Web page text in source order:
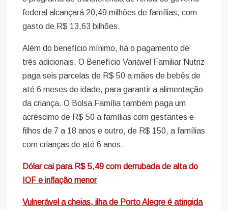
federal alcançará 20,49 milhões de famílias, com
gasto de R$ 13,63 bilhões.
Além do benefício mínimo, há o pagamento de
três adicionais. O Benefício Variável Familiar Nutriz
paga seis parcelas de R$ 50 a mães de bebês de
até 6 meses de idade, para garantir a alimentação
da criança. O Bolsa Família também paga um
acréscimo de R$ 50 a famílias com gestantes e
filhos de 7 a 18 anos e outro, de R$ 150, a famílias
com crianças de até 6 anos.
Dólar cai para R$ 5,49 com derrubada de alta do
IOF e inflação menor
Vulnerável a cheias, ilha de Porto Alegre é atingida